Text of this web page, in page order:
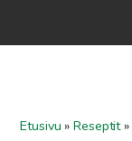
Etusivu »Reseptit»